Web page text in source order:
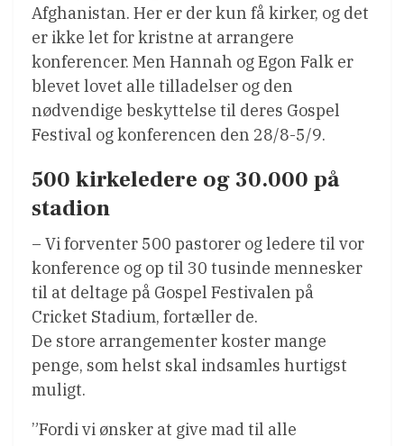
Afghanistan. Her er der kun få kirker, og det
er ikke let for kristne at arrangere
konferencer. Men Hannah og Egon Falk er
blevet lovet alle tilladelser og den
nødvendige beskyttelse til deres Gospel
Festival og konferencen den 28/8-5/9.
500 kirkeledere og 30.000 på
stadion
– Vi forventer 500 pastorer og ledere til vor
konference og op til 30 tusinde mennesker
til at deltage på Gospel Festivalen på
Cricket Stadium, fortæller de.
De store arrangementer koster mange
penge, som helst skal indsamles hurtigst
muligt.
”Fordi vi ønsker at give mad til alle